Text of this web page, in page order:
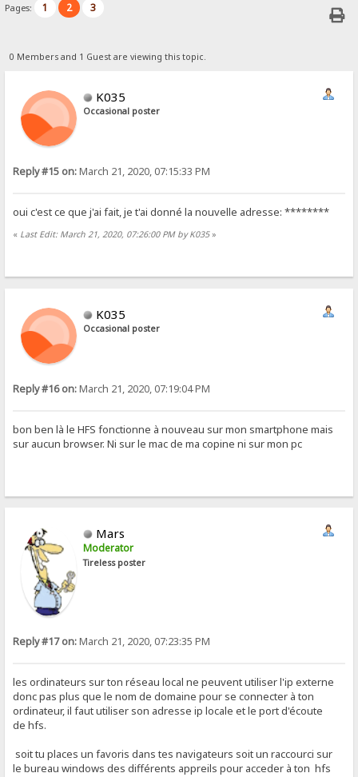
Pages: 1 2 3
0 Members and 1 Guest are viewing this topic.
K035
Occasional poster
Reply #15 on:March 21, 2020, 07:15:33 PM
oui c'est ce que j'ai fait, je t'ai donné la nouvelle adresse: ********
« Last Edit: March 21, 2020, 07:26:00 PM by K035»
K035
Occasional poster
Reply #16 on:March 21, 2020, 07:19:04 PM
bon ben là le HFS fonctionne à nouveau sur mon smartphone mais
sur aucun browser. Ni sur le mac de ma copine ni sur mon pc
Mars
Moderator
Tireless poster
Reply #17 on:March 21, 2020, 07:23:35 PM
les ordinateurs sur ton réseau local ne peuvent utiliser l'ip externe
donc pas plus que le nom de domaine pour se connecter à ton
ordinateur, il faut utiliser son adresse ip locale et le port d'écoute
de hfs.
soit tu places un favoris dans tes navigateurs soit un raccourci sur
le bureau windows des différents appreils pour acceder à ton hfs